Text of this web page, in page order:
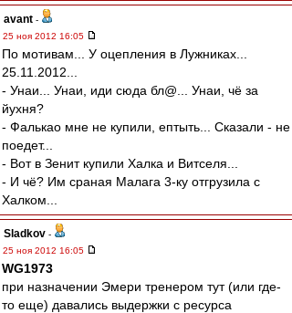
avant -
25 ноя 2012 16:05
По мотивам... У оцепления в Лужниках...
25.11.2012...
- Унаи... Унаи, иди сюда бл@... Унаи, чё за
йухня?
- Фалькао мне не купили, ептыть... Сказали - не
поедет...
- Вот в Зенит купили Халка и Витселя...
- И чё? Им сраная Малага 3-ку отгрузила с
Халком...
Sladkov -
25 ноя 2012 16:05
WG1973
при назначении Эмери тренером тут (или где-
то еще) давались выдержки с ресурса